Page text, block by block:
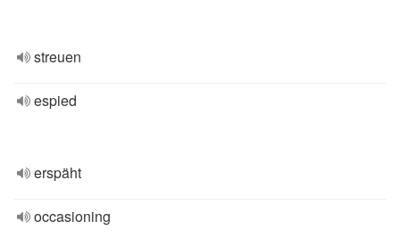
streuen
espied
erspäht
occasioning